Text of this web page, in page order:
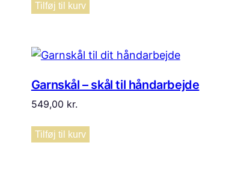
Tilføj til kurv
Garnskål – skål til håndarbejde
549,00 kr.
Tilføj til kurv